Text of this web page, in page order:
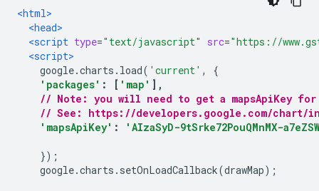
<html>
<head>
<script type="text/javascript" src="https://
<script>
google.charts . load( 'current' ,
{
'packages' : [ 'map' ],
// Note: you will need to get a mapsApiKey
// See: https://developers.google.com/chart/
'mapsApiKey' : 'AIzaSyD-9tSrke72PouQMnMX-
});
google.charts . setOnLoadCallback(drawMap);